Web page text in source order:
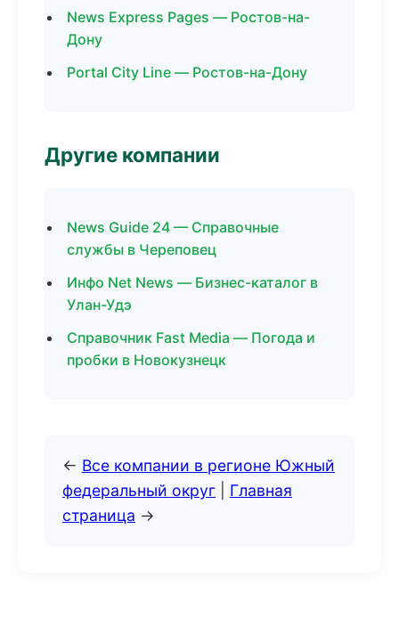
News Express Pages — Ростов-на-
Дону
Portal City Line — Ростов-на-Дону
Другие компании
News Guide 24 — Справочные
службы в Череповец
Инфо Net News — Бизнес-каталог в
Улан-Удэ
Справочник Fast Media — Погода и
пробки в Новокузнецк
← Все компании в регионе Южный
федеральный округ
Главная
страница →